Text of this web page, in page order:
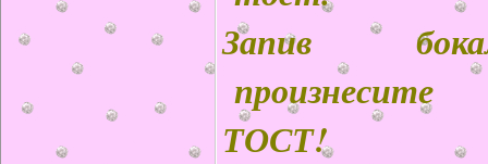
Запив
произнесите
ТОСТ!